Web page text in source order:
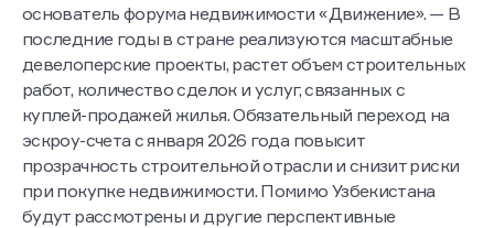
основатель форума недвижимости «Движение». — В
последние годы в стране реализуются масштабные
девелоперские проекты, растет объем строительных
работ, количество сделок и услуг, связанных с
куплей-продажей жилья. Обязательный переход на
эскроу-счета с января 2026 года повысит
прозрачность строительной отрасли и снизит риски
при покупке недвижимости. Помимо Узбекистана
будут рассмотрены и другие перспективные